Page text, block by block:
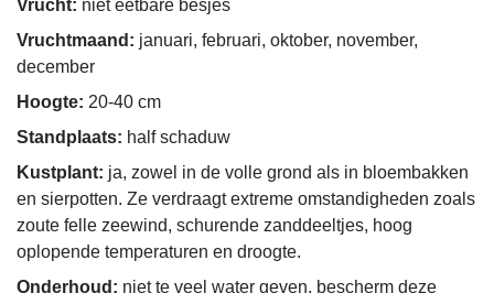
Vrucht: niet eetbare besjes
Vruchtmaand: januari, februari, oktober, november,
december
Hoogte: 20-40 cm
Standplaats: half schaduw
Kustplant: ja, zowel in de volle grond als in bloembakken
en sierpotten. Ze verdraagt extreme omstandigheden zoals
zoute felle zeewind, schurende zanddeeltjes, hoog
oplopende temperaturen en droogte.
Onderhoud: niet te veel water geven, bescherm deze